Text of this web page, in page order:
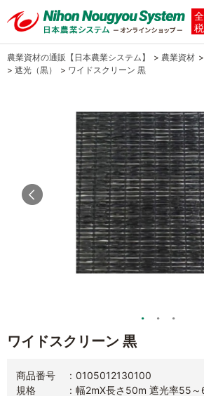
農業資材の通販【日本農業システム】 > 農業資材 >
> 遮光（黒） > ワイドスクリーン 黒
ワイドスクリーン 黒
商品番号
0105012130100
規格
幅2mX長さ50m 遮光率55～